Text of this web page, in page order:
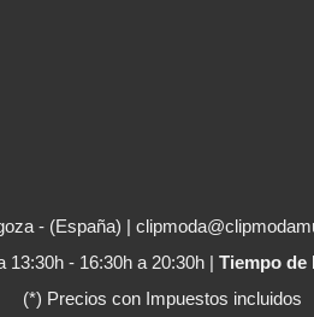
- (España) |
13:30h - 16:30h a 20:30h | Tiempo de
(*) Precios con Impuestos incluidos